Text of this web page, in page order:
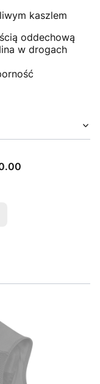
kaszlem
oddechową
w drogach